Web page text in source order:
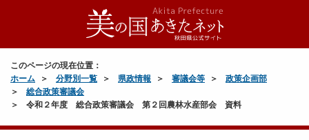
このページの現在位置：
ホーム
分野別一覧 県政情報 審議会等
政策企画部
総合政策審議会
令和２年度 総合政策審議会 第２回農林水産部会 資料